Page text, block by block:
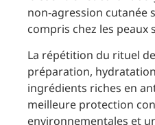
non-agression cutanée
compris chez les peaux
La répétition du rituel
préparation,
ingrédients riches en
meilleure protection
environnementales et